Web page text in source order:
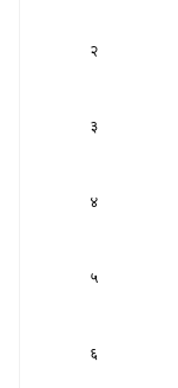
२
३
४
५
६